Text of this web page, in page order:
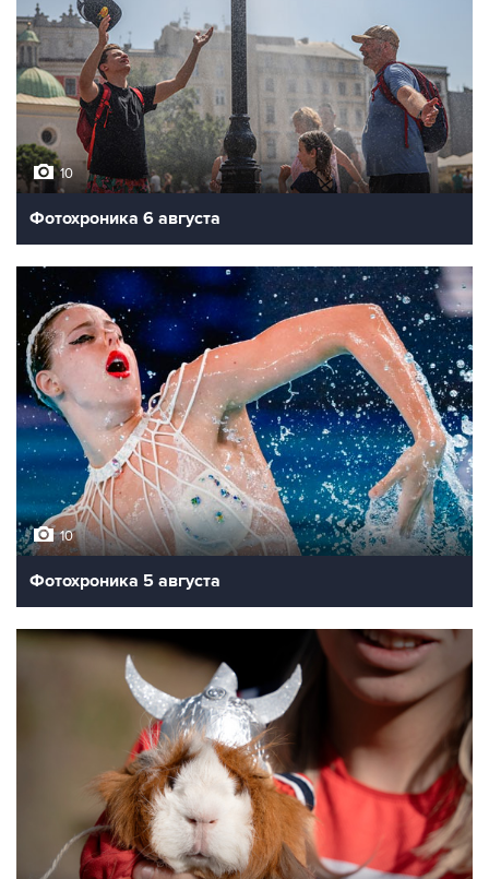
10
Фотохроника 6 августа
10
Фотохроника 5 августа